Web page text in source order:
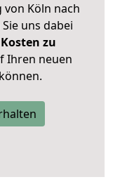
Köln nach
uns dabei
zu
Ihren neuen